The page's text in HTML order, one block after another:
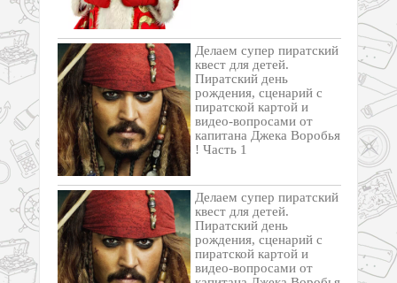
Делаем супер пиратский
квест для детей.
Пиратский день
рождения, сценарий с
пиратской картой и
видео-вопросами от
капитана Джека Воробья
! Часть 1
Делаем супер пиратский
квест для детей.
Пиратский день
рождения, сценарий с
пиратской картой и
видео-вопросами от